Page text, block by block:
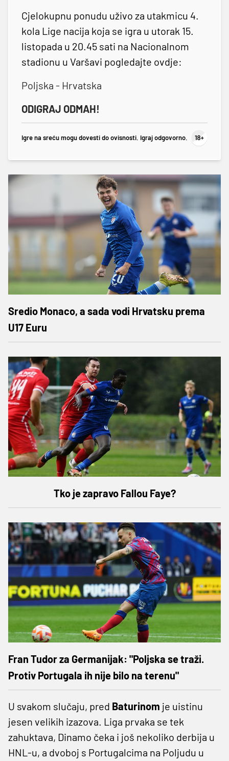
Cjelokupnu ponudu uživo za utakmicu 4.
kola Lige nacija koja se igra u utorak 15.
listopada u 20.45 sati na Nacionalnom
stadionu u Varšavi pogledajte ovdje:
Poljska - Hrvatska
ODIGRAJ ODMAH!
Igre na sreću mogu dovesti do ovisnosti. Igraj odgovorno.
Sredio Monaco, a sada vodi Hrvatsku prema
U17 Euru
Tko je zapravo Fallou Faye?
Fran Tudor za Germanijak: "Poljska se traži.
Protiv Portugala ih nije bilo na terenu"
U svakom slučaju, pred Baturinom je uistinu
jesen velikih izazova. Liga prvaka se tek
zahuktava, Dinamo čeka i još nekoliko derbija u
HNL-u, a dvoboj s Portugalcima na Poljudu u